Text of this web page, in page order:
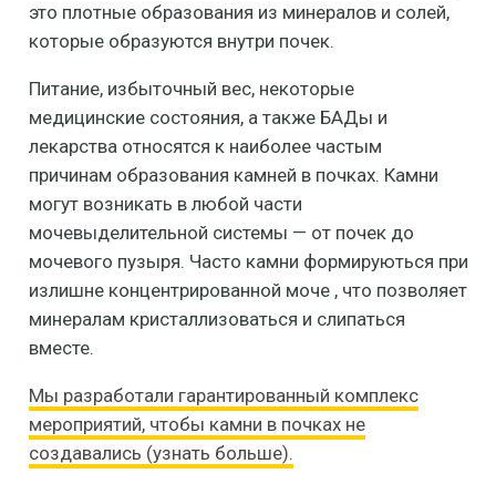
это плотные образования из минералов и солей,
которые образуются внутри почек.
Питание, избыточный вес, некоторые
медицинские состояния, а также БАДы и
лекарства относятся к наиболее частым
причинам образования камней в почках. Камни
могут возникать в любой части
мочевыделительной системы — от почек до
мочевого пузыря. Часто камни формируються при
излишне концентрированной моче , что позволяет
минералам кристаллизоваться и слипаться
вместе.
Мы разработали гарантированный комплекс
мероприятий, чтобы камни в почках не
создавались (узнать больше).